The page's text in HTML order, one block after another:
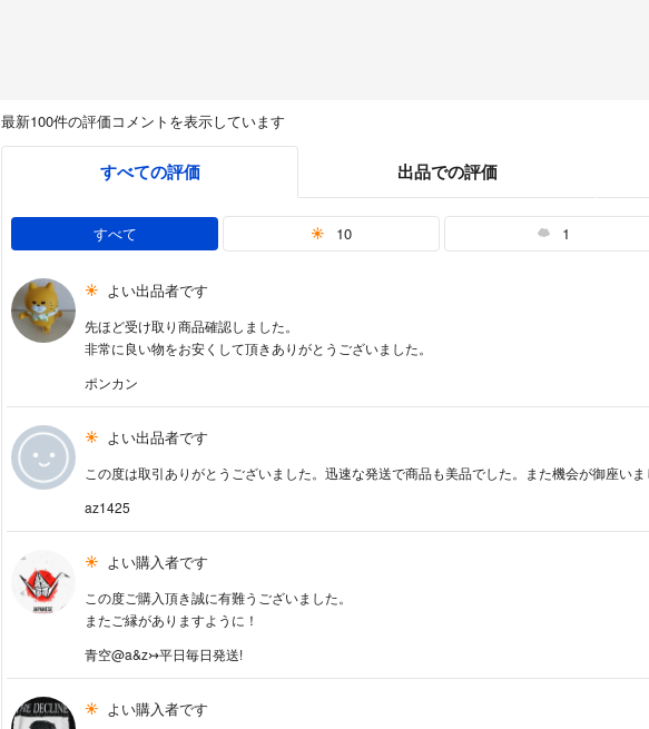
最新100件の評価コメントを表示しています
すべての評価 出品での評価
すべて 10 1
よい出品者です
先ほど受け取り商品確認しました。
非常に良い物をお安くして頂きありがとうございました。
ポンカン
よい出品者です
この度は取引ありがとうございました。迅速な発送で商品も美品でした。また機会が御座いま
az1425
よい購入者です
この度ご購入頂き誠に有難うございました。
またご縁がありますように！
青空@a&z↣平日毎日発送!
よい購入者です